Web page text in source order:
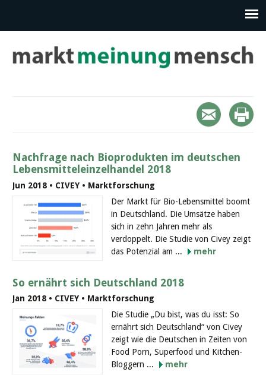
Nachfrage nach Bioprodukten im deutschen
Lebensmitteleinzelhandel 2018
Jun 2018 • CIVEY • Marktforschung
Der Markt für Bio-Lebensmittel boomt
in Deutschland. Die Umsätze haben
sich in zehn Jahren mehr als
verdoppelt. Die Studie von Civey zeigt
das Potenzial am ...
mehr
So ernährt sich Deutschland 2018
Jan 2018 • CIVEY • Marktforschung
Die Studie „Du bist, was du isst: So
ernährt sich Deutschland“ von Civey
zeigt wie die Deutschen in Zeiten von
Food Porn, Superfood und Kitchen-
Bloggern ...
mehr